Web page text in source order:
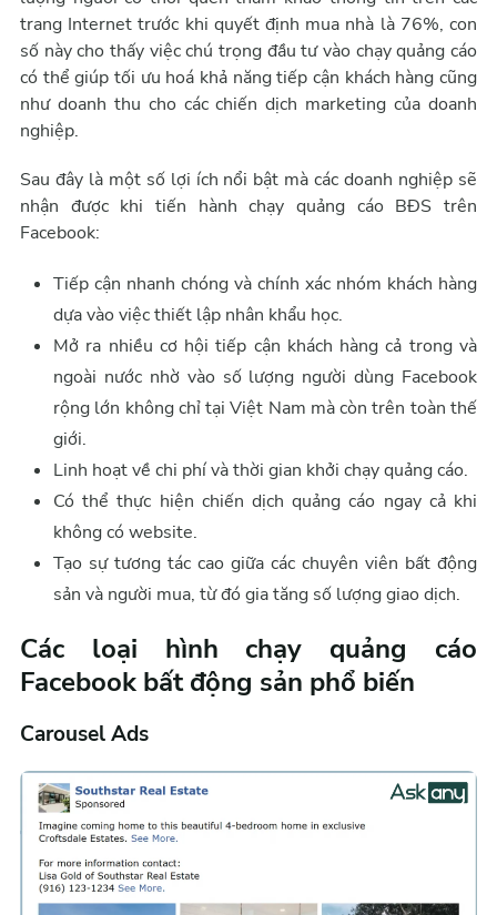
trang Internet trước khi quyết định mua nhà là 76%, con
số này cho thấy việc chú trọng đầu tư vào chạy quảng cáo
có thể giúp tối ưu hoá khả năng tiếp cận khách hàng cũng
như doanh thu cho các chiến dịch marketing của doanh
nghiệp.
Sau đây là một số lợi ích nổi bật mà các doanh nghiệp sẽ
nhận được khi tiến hành chạy quảng cáo BĐS trên
Facebook:
Tiếp cận nhanh chóng và chính xác nhóm khách hàng
dựa vào việc thiết lập nhân khẩu học.
Mở ra nhiều cơ hội tiếp cận khách hàng cả trong và
ngoài nước nhờ vào số lượng người dùng Facebook
rộng lớn không chỉ tại Việt Nam mà còn trên toàn thế
giới.
Linh hoạt về chi phí và thời gian khởi chạy quảng cáo.
Có thể thực hiện chiến dịch quảng cáo ngay cả khi
không có website.
Tạo sự tương tác cao giữa các chuyên viên bất động
sản và người mua, từ đó gia tăng số lượng giao dịch.
Các loại hình chạy quảng cáo
Facebook bất động sản phổ biến
Carousel Ads